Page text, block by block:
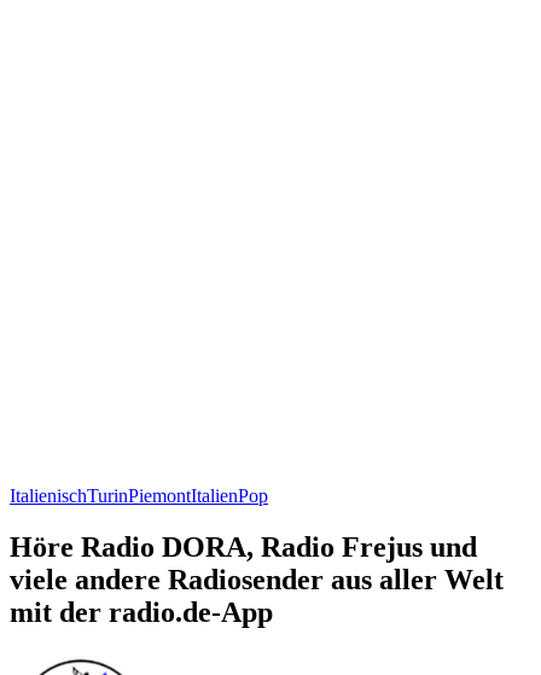
ItalienischTurinPiemontItalienPop
Höre Radio DORA, Radio Frejus und
viele andere Radiosender aus aller Welt
mit der radio.de-App